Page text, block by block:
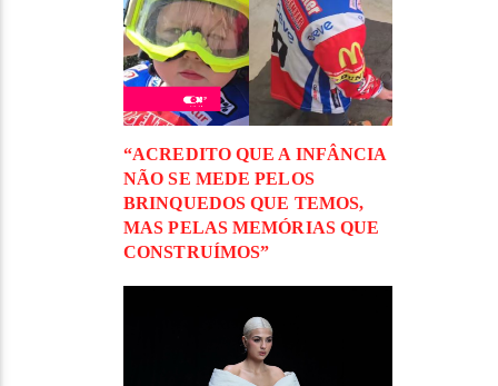
“ACREDITO QUE A INFÂNCIA
NÃO SE MEDE PELOS
BRINQUEDOS QUE TEMOS,
MAS PELAS MEMÓRIAS QUE
CONSTRUÍMOS”